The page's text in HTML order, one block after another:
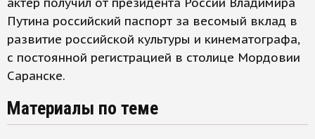
актер получил от президента России Владимира
Путина российский паспорт за весомый вклад в
развитие российской культуры и кинематографа,
с постоянной регистрацией в столице Мордовии
Саранске.
Материалы по теме